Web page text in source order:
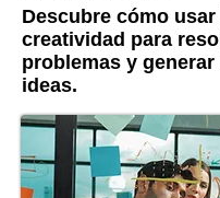
Descubre cómo usar
creatividad para
problemas y generar
ideas.